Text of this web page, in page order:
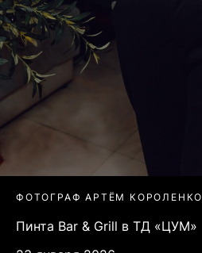
ФОТОГРАФ АРТЁМ КОРОЛЕНКО
Пинта Bar & Grill в ТД «ЦУМ»